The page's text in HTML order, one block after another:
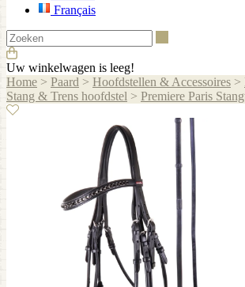
Français
Uw winkelwagen is leeg!
Home > Paard > Hoofdstellen & Accessoires >
Stang & Trens hoofdstel > Premiere Paris